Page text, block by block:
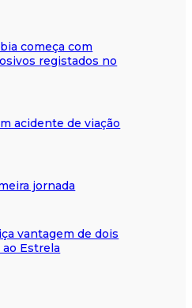
começa com
registados no
acidente de viação
jornada
vantagem de dois
Estrela